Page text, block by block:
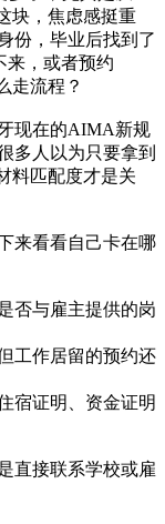
块，焦虑感挺重
份，毕业后找到了
来，或者预约
走流程？
现在的AIMA新规
多人以为只要拿到
料匹配度才是关
来看看自己卡在哪
否与雇主提供的岗
工作居留的预约还
宿证明、资金证明
直接联系学校或雇